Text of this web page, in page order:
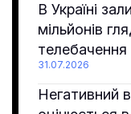
В Україні
мільйонів
телебачення
31.07.2026
Негативний